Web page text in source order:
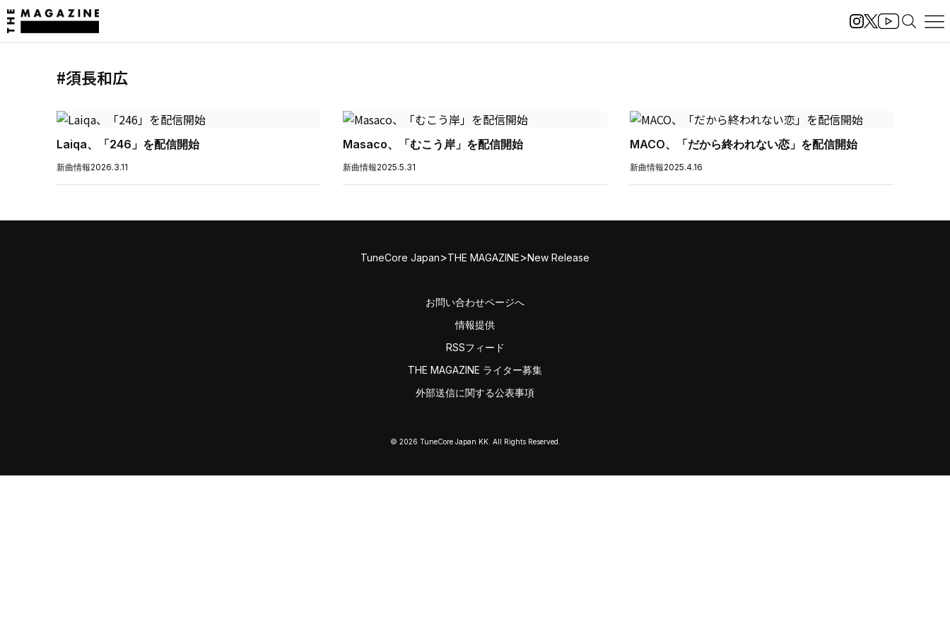
#須長和広
Laiqa、「246」を配信開始
新曲情報2026.3.11
Masaco、「むこう岸」を配信開始
新曲情報2025.5.31
MACO、「だから終われない恋」を配信開始
新曲情報2025.4.16
TuneCore Japan>THE MAGAZINE>New Release
お問い合わせページへ
情報提供
RSSフィード
THE MAGAZINE ライター募集
外部送信に関する公表事項
© 2026 TuneCore Japan KK. All Rights Reserved.